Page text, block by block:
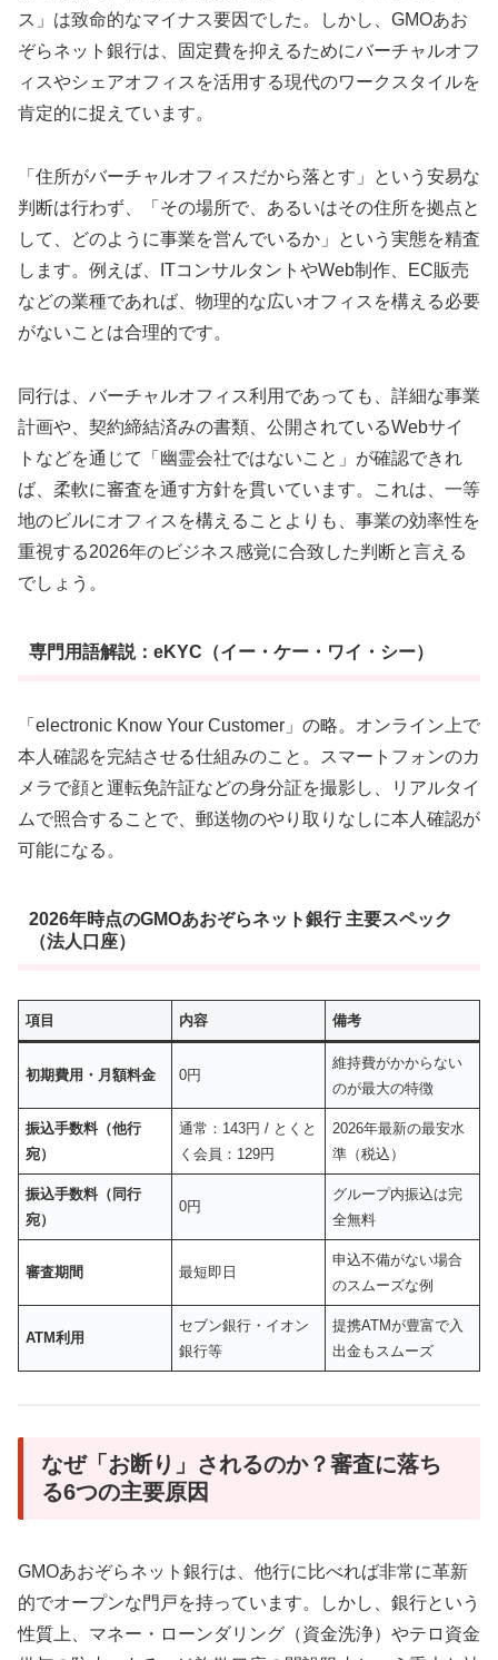
ス」は致命的なマイナス要因でした。しかし、GMOあお
ぞらネット銀行は、固定費を抑えるためにバーチャルオフ
ィスやシェアオフィスを活用する現代のワークスタイルを
肯定的に捉えています。
「住所がバーチャルオフィスだから落とす」という安易な
判断は行わず、「その場所で、あるいはその住所を拠点と
して、どのように事業を営んでいるか」という実態を精査
します。例えば、ITコンサルタントやWeb制作、EC販売
などの業種であれば、物理的な広いオフィスを構える必要
がないことは合理的です。
同行は、バーチャルオフィス利用であっても、詳細な事業
計画や、契約締結済みの書類、公開されているWebサイ
トなどを通じて「幽霊会社ではないこと」が確認できれ
ば、柔軟に審査を通す方針を貫いています。これは、一等
地のビルにオフィスを構えることよりも、事業の効率性を
重視する2026年のビジネス感覚に合致した判断と言える
でしょう。
専門用語解説：eKYC（イー・ケー・ワイ・シー）
「electronic Know Your Customer」の略。オンライン上で
本人確認を完結させる仕組みのこと。スマートフォンのカ
メラで顔と運転免許証などの身分証を撮影し、リアルタイ
ムで照合することで、郵送物のやり取りなしに本人確認が
可能になる。
2026年時点のGMOあおぞらネット銀行 主要スペック
（法人口座）
項目 内容 備考
初期費用・月額料金 0円
維持費がかからない
のが最大の特徴
振込手数料（他行
宛）
通常：143円 / とくと
く会員：129円
2026年最新の最安水
準（税込）
振込手数料（同行
宛）
0円
グループ内振込は完
全無料
審査期間 最短即日
申込不備がない場合
のスムーズな例
ATM利用
セブン銀行・イオン
銀行等
提携ATMが豊富で入
出金もスムーズ
なぜ「お断り」されるのか？審査に落ち
る6つの主要原因
GMOあおぞらネット銀行は、他行に比べれば非常に革新
的でオープンな門戸を持っています。しかし、銀行という
性質上、マネー・ローンダリング（資金洗浄）やテロ資金